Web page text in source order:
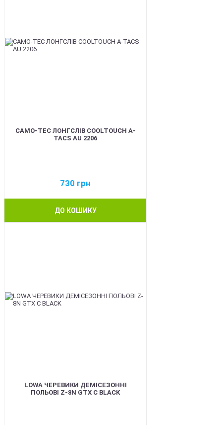
CAMO-TEC ЛОНГСЛІВ COOLTOUCH A-
TACS AU 2206
730 грн
ДО КОШИКУ
LOWA ЧЕРЕВИКИ ДЕМІСЕЗОННІ
ПОЛЬОВІ Z-8N GTX C BLACK